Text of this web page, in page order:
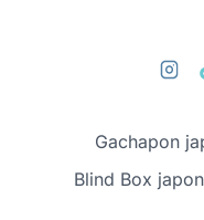
Gachapon
Blind Box